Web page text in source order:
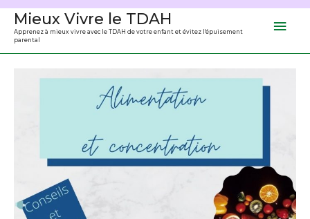
Aller
contenu
Mieux Vivre le TDAH
Apprenez à mieux vivre avec le TDAH de votre enfant et évitez l'épuisement
parental